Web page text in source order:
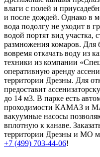
влаги с полей и
и после дождей. Однако в
вода подолгу не уходит в
водой портят вид участка,
размножения комаров. Для
вовремя откачать воду из
техники из компании
оперативную аренду
территории Дрезны. Для
предоставит
до 14 м3. В парке есть
проходимости КАМАЗ и
вакуумные насосы
вплотную к канаве.
территории Дрезны и МО
+7 (499) 703-44-06!